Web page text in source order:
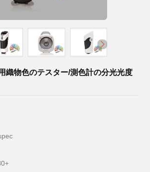
織物色のテスター/測色計の分光光度